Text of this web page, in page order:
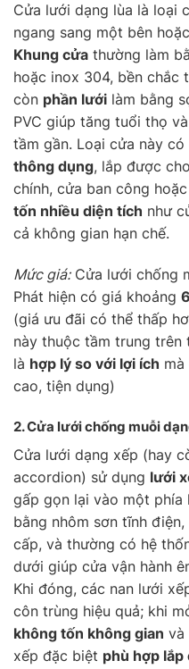
Cửa lưới dạng lùa là loại
ngang sang một bên
Khung cửa thường làm
hoặc inox 304, bền
còn phần lưới làm bằng
PVC giúp tăng tuổi thọ
tầm gần. Loại cửa này
thông dụng, lắp được
chính, cửa ban công
tốn nhiều diện tích như
cả không gian hạn chế.
Mức giá:Cửa lưới chống
Phát hiện có giá khoảng
(giá ưu đãi có thể thấp
này thuộc tầm trung
là hợp lý so với lợi ích
cao, tiện dụng)
2. Cửa lưới chống muỗi
Cửa lưới dạng xếp (hay
accordion) sử dụng lưới
gấp gọn lại vào một phía
bằng nhôm sơn tĩnh
cấp, và thường có hệ
dưới giúp cửa vận hành
Khi đóng, các nan lưới
côn trùng hiệu quả; khi
không tốn không gian và
xếp đặc biệt phù hợp lắp